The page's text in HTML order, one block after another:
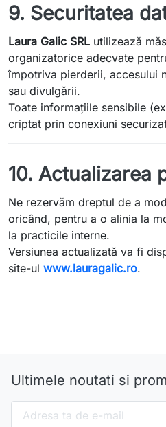
9. Securitatea
Laura Galic SRL utilizează
organizatorice adecvate
împotriva pierderii, accesului
sau divulgării.
Toate informațiile sensibile
criptat prin conexiuni
10. Actualizarea
Ne rezervăm dreptul de a
oricând, pentru a o alinia la
la practicile interne.
Versiunea actualizată va fi
site-ul www.lauragalic.ro.
Ultimele noutati si